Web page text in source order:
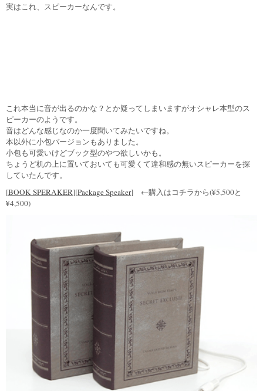
実はこれ、スピーカーなんです。
これ本当に音が出るのかな？とか疑ってしまいますがオシャレ本型のス
ピーカーのようです。
音はどんな感じなのか一度聞いてみたいですね。
本以外に小包バージョンもありました。
小包も可愛いけどブック型のやつ欲しいかも。
ちょうど机の上に置いておいても可愛くて違和感の無いスピーカーを探
していたんです。
[BOOK SPERAKER][Package Speaker] ←購入はコチラから(¥5,500と
¥4,500)